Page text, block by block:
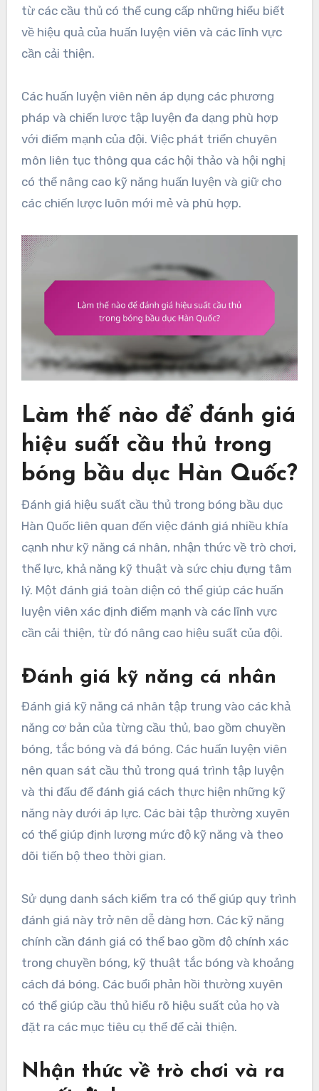
từ các cầu thủ có thể cung cấp những hiểu biết
về hiệu quả của huấn luyện viên và các lĩnh vực
cần cải thiện.
Các huấn luyện viên nên áp dụng các phương
pháp và chiến lược tập luyện đa dạng phù hợp
với điểm mạnh của đội. Việc phát triển chuyên
môn liên tục thông qua các hội thảo và hội nghị
có thể nâng cao kỹ năng huấn luyện và giữ cho
các chiến lược luôn mới mẻ và phù hợp.
Làm thế nào để đánh giá
hiệu suất cầu thủ trong
bóng bầu dục Hàn Quốc?
Đánh giá hiệu suất cầu thủ trong bóng bầu dục
Hàn Quốc liên quan đến việc đánh giá nhiều khía
cạnh như kỹ năng cá nhân, nhận thức về trò chơi,
thể lực, khả năng kỹ thuật và sức chịu đựng tâm
lý. Một đánh giá toàn diện có thể giúp các huấn
luyện viên xác định điểm mạnh và các lĩnh vực
cần cải thiện, từ đó nâng cao hiệu suất của đội.
Đánh giá kỹ năng cá nhân
Đánh giá kỹ năng cá nhân tập trung vào các khả
năng cơ bản của từng cầu thủ, bao gồm chuyền
bóng, tắc bóng và đá bóng. Các huấn luyện viên
nên quan sát cầu thủ trong quá trình tập luyện
và thi đấu để đánh giá cách thực hiện những kỹ
năng này dưới áp lực. Các bài tập thường xuyên
có thể giúp định lượng mức độ kỹ năng và theo
dõi tiến bộ theo thời gian.
Sử dụng danh sách kiểm tra có thể giúp quy trình
đánh giá này trở nên dễ dàng hơn. Các kỹ năng
chính cần đánh giá có thể bao gồm độ chính xác
trong chuyền bóng, kỹ thuật tắc bóng và khoảng
cách đá bóng. Các buổi phản hồi thường xuyên
có thể giúp cầu thủ hiểu rõ hiệu suất của họ và
đặt ra các mục tiêu cụ thể để cải thiện.
Nhận thức về trò chơi và ra